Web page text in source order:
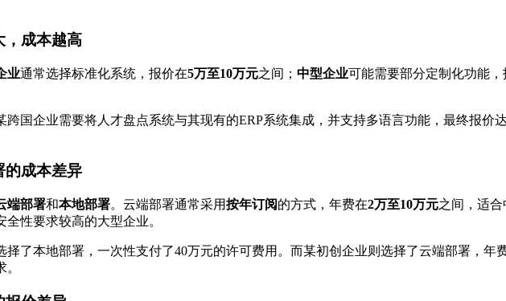
，成本越高
业通常选择标准化系统，报价在5万至10万元之间； 中型企业可能需要部分定制化功能，
国企业需要将人才盘点系统与其现有的ERP系统集成，并支持多语言功能，最终报价
的成本差异
端部署和本地部署。云端部署通常采用按年订阅的方式，年费在2万至10万元之间，适
全性要求较高的大型企业。
了本地部署，一次性支付了40万元的许可费用。而某初创企业则选择了云端部署，年